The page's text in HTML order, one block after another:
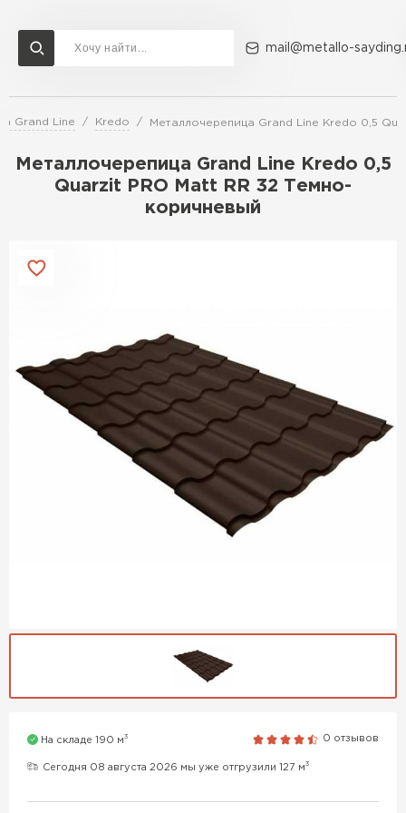
mail@metallo-
Grand Line Kredo Металлочерепица Grand Line Kredo 0,5
Металлочерепица Grand Line Kredo 0,5
Quarzit PRO Matt RR 32 Темно-
коричневый
На складе 190 м3 0 отзывов
Сегодня 08 августа 2026 мы уже отгрузили 127 м3
Доставка и оплата Акции О компании Контакты
Перейти в каталог